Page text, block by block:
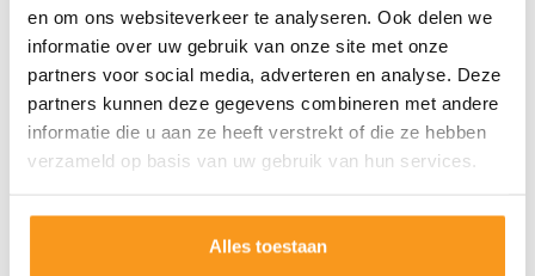
en om ons websiteverkeer te analyseren. Ook delen we
informatie over uw gebruik van onze site met onze
partners voor social media, adverteren en analyse. Deze
partners kunnen deze gegevens combineren met andere
informatie die u aan ze heeft verstrekt of die ze hebben
verzameld op basis van uw gebruik van hun services.
Alles toestaan